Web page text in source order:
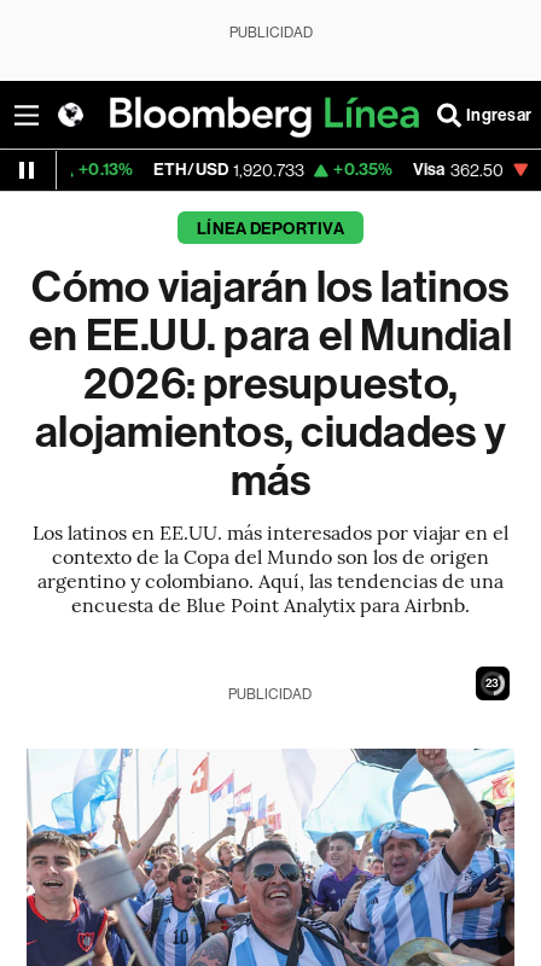
PUBLICIDAD
Ingresar
ETH/USD 1,920.733 +0.35% Visa 362.50 -2.15%
LÍNEA DEPORTIVA
Cómo viajarán los latinos
en EE.UU. para el Mundial
2026: presupuesto,
alojamientos, ciudades y
más
Los latinos en EE.UU. más interesados por viajar en el
contexto de la Copa del Mundo son los de origen
argentino y colombiano. Aquí, las tendencias de una
encuesta de Blue Point Analytix para Airbnb.
21
PUBLICIDAD